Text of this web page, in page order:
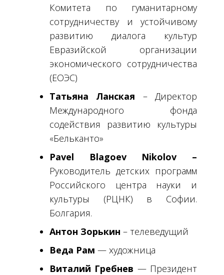
Комитета по гуманитарному
сотрудничеству и устойчивому
развитию диалога культур
Евразийской организации
экономического сотрудничества
(ЕОЭС)
Татьяна Ланская – Директор
Международного фонда
содействия развитию культуры
«Бельканто»
Pavel Blagoev Nikolov –
Руководитель детских программ
Российского центра науки и
культуры (РЦНК) в Софии.
Болгария.
Антон Зорькин – телеведущий
Веда Рам — художница
Виталий Гребнев — Президент